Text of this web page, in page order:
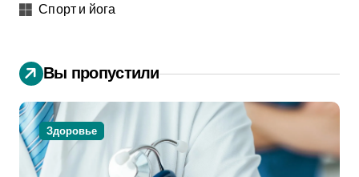
Спорт и йога
Вы пропустили
Здоровье